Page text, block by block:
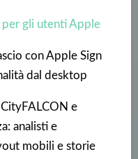
gli utenti Apple
con Apple Sign
dal desktop
e
analisti e
mobili e storie